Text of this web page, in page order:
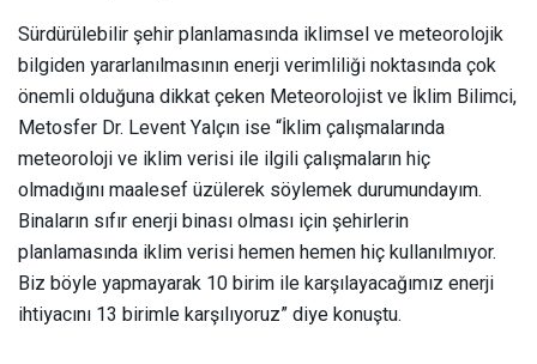
Sürdürülebilir şehir planlamasında iklimsel ve meteorolojik
bilgiden yararlanılmasının enerji verimliliği noktasında çok
önemli olduğuna dikkat çeken Meteorolojist ve İklim Bilimci,
Metosfer Dr. Levent Yalçın ise “İklim çalışmalarında
meteoroloji ve iklim verisi ile ilgili çalışmaların hiç
olmadığını maalesef üzülerek söylemek durumundayım.
Binaların sıfır enerji binası olması için şehirlerin
planlamasında iklim verisi hemen hemen hiç kullanılmıyor.
Biz böyle yapmayarak 10 birim ile karşılayacağımız enerji
ihtiyacını 13 birimle karşılıyoruz” diye konuştu.